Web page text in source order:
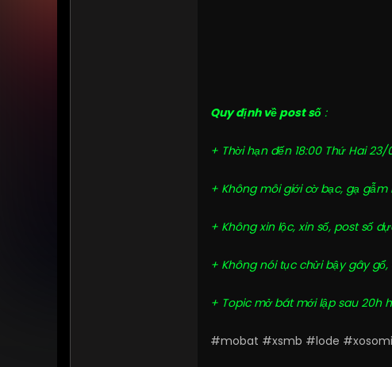
Quy định về post số :
+ Thời hạn đến 18:00 Thứ Hai
+ Không môi giới cờ bạc, gạ
+ Không xin lộc, xin số, post số
+ Không nói tục chửi bậy gây
+ Topic mở bát mới lập sau 20h
#mobat xsmb lode